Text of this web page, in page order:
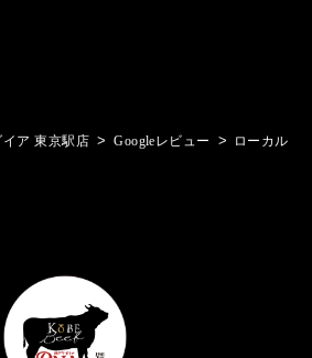
ア 東京駅店 > Googleレビュー >
ローカル